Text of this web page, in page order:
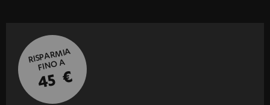
RISPARMIA
FINO A
45 €